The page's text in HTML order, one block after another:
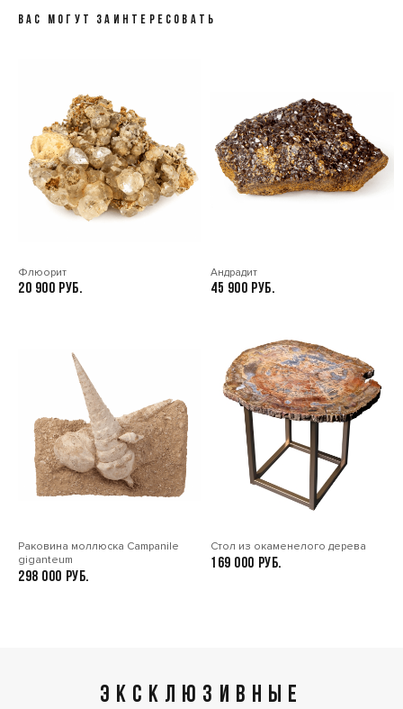
мире.
ВАС МОГУТ ЗАИНТЕРЕСОВАТЬ
Флюорит
20 900
Андрадит
45 900
Раковина моллюска Сampanile
giganteum
298 000
Стол из окаменелого дерева
169 000
ЭКСКЛЮЗИВНЫЕ